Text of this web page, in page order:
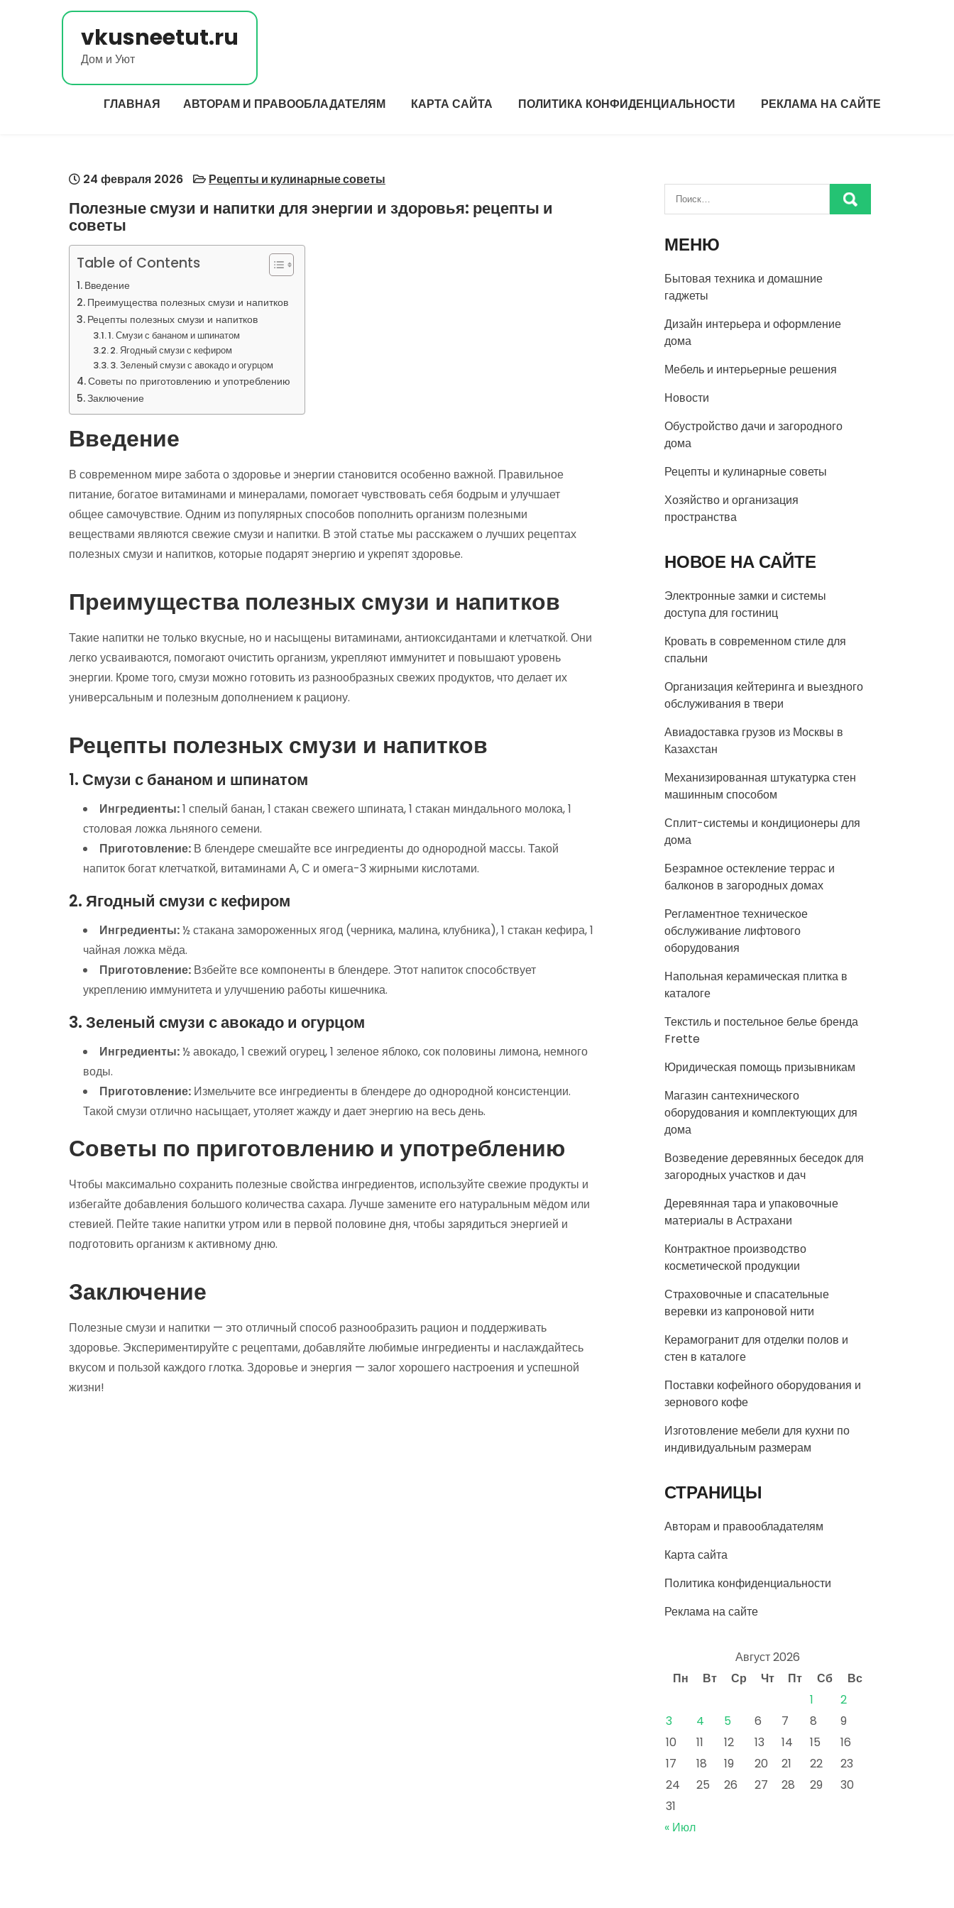
vkusneetut.ru
Дом и Уют
ГЛАВНАЯ АВТОРАМ И ПРАВООБЛАДАТЕЛЯМ КАРТА САЙТА ПОЛИТИКА КОНФИДЕНЦИАЛЬНОСТИ РЕКЛАМА НА САЙТЕ
24 февраля 2026 Рецепты и кулинарные советы
Полезные смузи и напитки для энергии и здоровья: рецепты и
советы
Table of Contents
Введение
Преимущества полезных смузи и напитков
Рецепты полезных смузи и напитков
1. Смузи с бананом и шпинатом
2. Ягодный смузи с кефиром
3. Зеленый смузи с авокадо и огурцом
Советы по приготовлению и употреблению
Заключение
Введение
В современном мире забота о здоровье и энергии становится особенно важной. Правильное
питание, богатое витаминами и минералами, помогает чувствовать себя бодрым и улучшает
общее самочувствие. Одним из популярных способов пополнить организм полезными
веществами являются свежие смузи и напитки. В этой статье мы расскажем о лучших рецептах
полезных смузи и напитков, которые подарят энергию и укрепят здоровье.
Преимущества полезных смузи и напитков
Такие напитки не только вкусные, но и насыщены витаминами, антиоксидантами и клетчаткой. Они
легко усваиваются, помогают очистить организм, укрепляют иммунитет и повышают уровень
энергии. Кроме того, смузи можно готовить из разнообразных свежих продуктов, что делает их
универсальным и полезным дополнением к рациону.
Рецепты полезных смузи и напитков
1. Смузи с бананом и шпинатом
Ингредиенты:1 спелый банан, 1 стакан свежего шпината, 1 стакан миндального молока, 1
столовая ложка льняного семени.
Приготовление: В блендере смешайте все ингредиенты до однородной массы. Такой
напиток богат клетчаткой, витаминами А, С и омега-3 жирными кислотами.
2. Ягодный смузи с кефиром
Ингредиенты:½ стакана замороженных ягод (черника, малина, клубника), 1 стакан кефира, 1
чайная ложка мёда.
Приготовление: Взбейте все компоненты в блендере. Этот напиток способствует
укреплению иммунитета и улучшению работы кишечника.
3. Зеленый смузи с авокадо и огурцом
Ингредиенты:½ авокадо, 1 свежий огурец, 1 зеленое яблоко, сок половины лимона, немного
воды.
Приготовление: Измельчите все ингредиенты в блендере до однородной консистенции.
Такой смузи отлично насыщает, утоляет жажду и дает энергию на весь день.
Советы по приготовлению и употреблению
Чтобы максимально сохранить полезные свойства ингредиентов, используйте свежие продукты и
избегайте добавления большого количества сахара. Лучше замените его натуральным мёдом или
стевией. Пейте такие напитки утром или в первой половине дня, чтобы зарядиться энергией и
подготовить организм к активному дню.
Заключение
Полезные смузи и напитки — это отличный способ разнообразить рацион и поддерживать
здоровье. Экспериментируйте с рецептами, добавляйте любимые ингредиенты и наслаждайтесь
вкусом и пользой каждого глотка. Здоровье и энергия — залог хорошего настроения и успешной
жизни!
МЕНЮ
Бытовая техника и домашние
гаджеты
Дизайн интерьера и оформление
дома
Мебель и интерьерные решения
Новости
Обустройство дачи и загородного
дома
Рецепты и кулинарные советы
Хозяйство и организация
пространства
НОВОЕ НА САЙТЕ
Электронные замки и системы
доступа для гостиниц
Кровать в современном стиле для
спальни
Организация кейтеринга и выездного
обслуживания в твери
Авиадоставка грузов из Москвы в
Казахстан
Механизированная штукатурка стен
машинным способом
Сплит-системы и кондиционеры для
дома
Безрамное остекление террас и
балконов в загородных домах
Регламентное техническое
обслуживание лифтового
оборудования
Напольная керамическая плитка в
каталоге
Текстиль и постельное белье бренда
Frette
Юридическая помощь призывникам
Магазин сантехнического
оборудования и комплектующих для
дома
Возведение деревянных беседок для
загородных участков и дач
Деревянная тара и упаковочные
материалы в Астрахани
Контрактное производство
косметической продукции
Страховочные и спасательные
веревки из капроновой нити
Керамогранит для отделки полов и
стен в каталоге
Поставки кофейного оборудования и
зернового кофе
Изготовление мебели для кухни по
индивидуальным размерам
СТРАНИЦЫ
Авторам и правообладателям
Карта сайта
Политика конфиденциальности
Реклама на сайте
Август 2026
Пн
Вт Ср Чт Пт Сб
Вс
1
2
3
4 5 6 7 8
9
10
11 12 13 14 15
16
17
18 19 20 21 22
23
24
25 26 27 28 29
30
31
« Июл